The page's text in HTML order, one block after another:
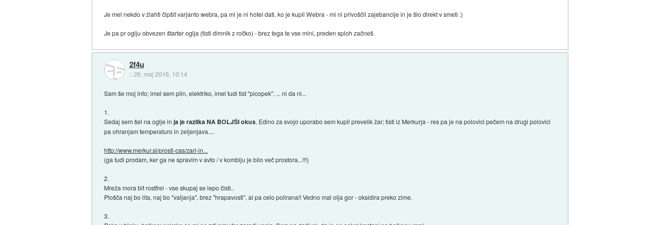
Je mel nekdo v žlahti čipšit varjanto webra, pa mi je ni hotel dati, ko je kupil Webra - mi ni privoščil zajebancije in je šlo direkt v smeti :)
Je pa pr oglju obvezen štarter oglja (tisti dimnik z ročko) - brez tega te vse mini, preden sploh začneš.
2f4u
::26. maj 2016, 10:14
Sam še moj info; imel sem plin, elektriko, imel tudi tist "picopek", ... ni da ni...
1.
Sedaj sem šel na oglje inja je razlika NA BOLJŠI okus. Edino za svojo uporabo sem kupil prevelik žar; tisti iz Merkurja - res pa je na polovici pečem na drugi polovici
pa ohranjam temperaturo in zeljenjava....
http://www.merkur.si/prosti-cas/zari-in...
(ga tudi prodam, ker ga ne spravim v avto / v kombiju je bilo več prostora...!!!)
2.
Mreža mora bit rostfrei - vse skupaj se lepo čisti..
Plošča naj bo lita, naj bo "valjanja", brez "hrapavosti", al pa celo polirana!! Vedno mal olja gor - oksidira preko zime.
3.